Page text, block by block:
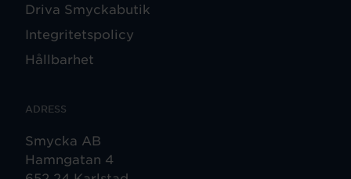
Driva Smyckabutik
Integritetspolicy
Hållbarhet
ADRESS
Smycka AB
Hamngatan 4